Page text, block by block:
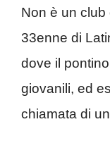
Non è un club
33enne di
dove il
giovanili, ed
chiamata di